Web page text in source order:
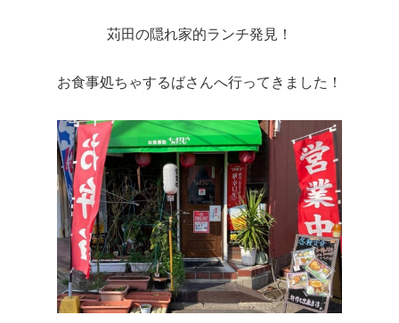
苅田の隠れ家的ランチ発見！
お食事処ちゃするばさんへ行ってきました！